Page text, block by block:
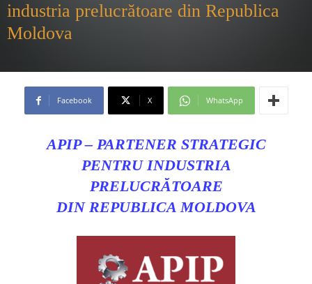
industria prelucrătoare din Republica
Moldova
Facebook X WhatsApp
APIP – PARTENER STRATEGIC
PENTRU INDUSTRIA
PRELUCRĂTOARE
DIN REPUBLICA MOLDOVA